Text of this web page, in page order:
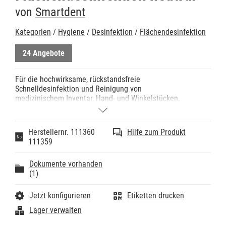
von Smartdent
Kategorien / Hygiene / Desinfektion / Flächendesinfektion
24 Angebote
Für die hochwirksame, rückstandsfreie
Schnelldesinfektion und Reinigung von
medizinischem Inventar, Hand- und Winkelstücken.
- Getestet nach den Richtlinien der DGHM.
fungigzid in1 Minute.
- Inaktiviert HBV/HCV/HIV/Vaccinia/H1N1-Viren in 30
Sekunden.
- Geeignet für alle alkoholbeständigen Oberflächen.
Korrosionssicher.
- Gebrauchsfertig.
- VAH-gelistet.
Herstellernr. 111360
111359
Hilfe zum Produkt
Dokumente vorhanden
(1)
Jetzt konfigurieren
Lager verwalten
Etiketten drucken